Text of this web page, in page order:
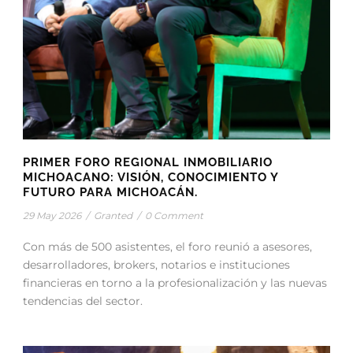
PRIMER FORO REGIONAL INMOBILIARIO
MICHOACANO: VISIÓN, CONOCIMIENTO Y
FUTURO PARA MICHOACÁN.
29 May 2026 / Granted / 0 Comment
Con más de 500 asistentes, el foro reunió a asesores,
desarrolladores, brokers, notarios e instituciones
financieras en torno a la profesionalización y las nuevas
tendencias del sector.